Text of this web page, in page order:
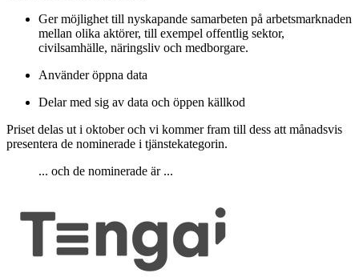
Ger möjlighet till nyskapande samarbeten på arbetsmarknaden
mellan olika aktörer, till exempel offentlig sektor,
civilsamhälle, näringsliv och medborgare.
Använder öppna data
Delar med sig av data och öppen källkod
Priset delas ut i oktober och vi kommer fram till dess att månadsvis
presentera de nominerade i tjänstekategorin.
... och de nominerade är ...